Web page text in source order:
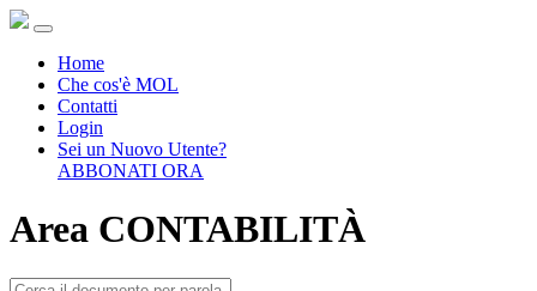
Home
Che cos'è MOL
Contatti
Login
Sei un Nuovo Utente?
ABBONATI ORA
Area CONTABILITÀ